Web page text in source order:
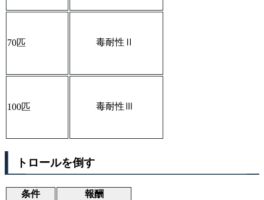
70匹 毒耐性Ⅱ
100匹 毒耐性Ⅲ
トロールを倒す
条件 報酬